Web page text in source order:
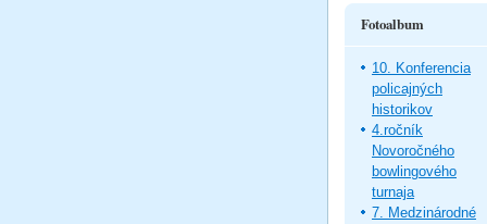
Fotoalbum
10. Konferencia
policajných
historikov
4.ročník
Novoročného
bowlingového
turnaja
7. Medzinárodné